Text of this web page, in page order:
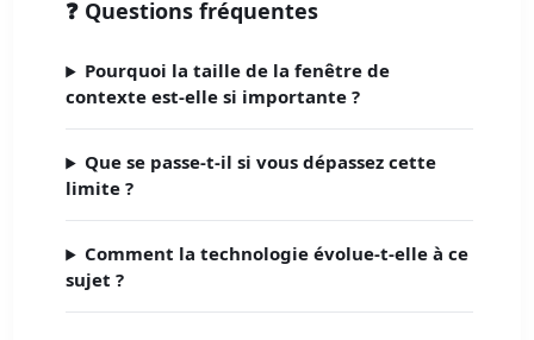
❓ Questions fréquentes
Pourquoi la taille de la fenêtre de
contexte est-elle si importante ?
Que se passe-t-il si vous dépassez cette
limite ?
Comment la technologie évolue-t-elle à ce
sujet ?